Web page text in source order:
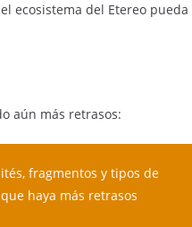
ecosistema del Etereo pueda
aún más retrasos:
fragmentos y tipos de
haya más retrasos